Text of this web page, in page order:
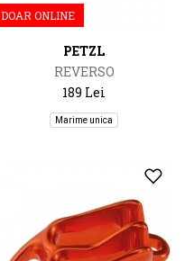
DOAR ONLINE
PETZL
REVERSO
189 Lei
Marime unica